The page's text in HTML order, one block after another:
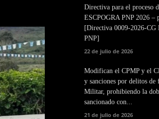
Directiva para el proceso
ESCPOGRA PNP 2026 –
[Directiva 0009-2026-CG
PNP]
22 de julio de 2026
Modifican el CPMP y el
y sanciones por delitos
Militar, prohibiendo la
sancionado con...
21 de julio de 2026